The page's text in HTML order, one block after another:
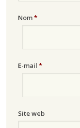
Nom*
E-mail *
Site web